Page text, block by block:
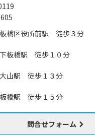
橋区役所前駅 徒歩３分
板橋駅 徒歩１０分
山駅 徒歩１３分
橋駅 徒歩１５分
問合せフォーム